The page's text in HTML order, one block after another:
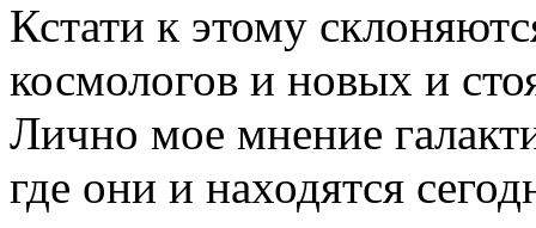
Кстати к этому
космологов и новых и
Лично мое мнение
где они и находятся